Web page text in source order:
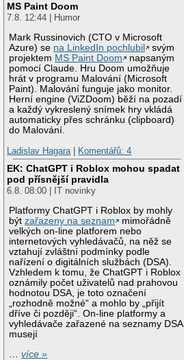
MS Paint Doom
7.8. 12:44 | Humor
Mark Russinovich (CTO v Microsoft
Azure) se na LinkedIn pochlubil
svým
projektem MS Paint Doom
napsaným
pomocí Claude. Hru Doom umožňuje
hrát v programu Malování (Microsoft
Paint). Malování funguje jako monitor.
Herní engine (ViZDoom) běží na pozadí
a každý vykreslený snímek hry vkládá
automaticky přes schránku (clipboard)
do Malování.
Ladislav Hagara | Komentářů: 4
EK: ChatGPT i Roblox mohou spadat
pod přísnější pravidla
6.8. 08:00 | IT novinky
Platformy ChatGPT i Roblox by mohly
býtzařazeny na seznam
mimořádně
velkých on-line platforem nebo
internetových vyhledávačů, na něž se
vztahují zvláštní podmínky podle
nařízení o digitálních službách (DSA).
Vzhledem k tomu, že ChatGPT i Roblox
oznámily počet uživatelů nad prahovou
hodnotou DSA, je toto označení
„rozhodně možné“ a mohlo by „přijít
dříve či později“. On-line platformy a
vyhledávače zařazené na seznamy DSA
musejí
…více »